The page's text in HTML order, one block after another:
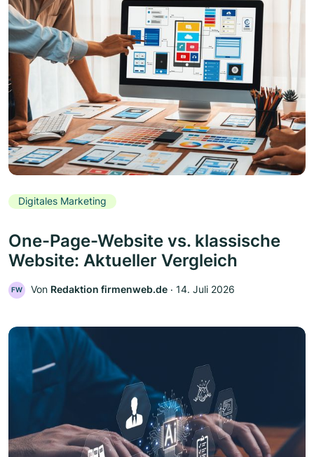
Digitales Marketing
One-Page-Website vs. klassische
Website: Aktueller Vergleich
FW Von Redaktion firmenweb.de ‧ 14. Juli 2026